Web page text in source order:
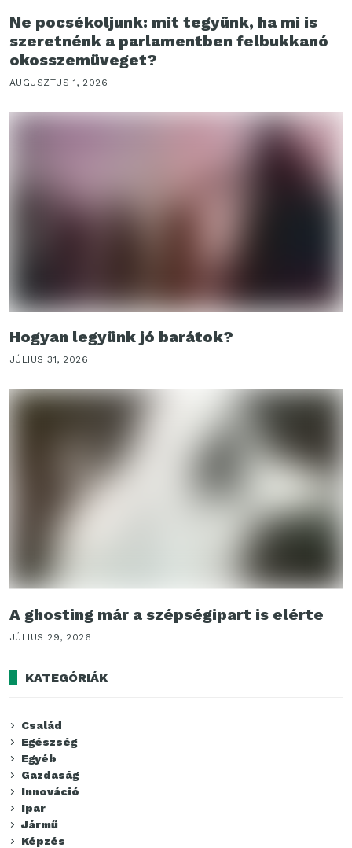
Ne pocsékoljunk: mit tegyünk, ha mi is
szeretnénk a parlamentben felbukkanó
okosszemüveget?
AUGUSZTUS 1, 2026
Hogyan legyünk jó barátok?
JÚLIUS 31, 2026
A ghosting már a szépségipart is elérte
JÚLIUS 29, 2026
KATEGÓRIÁK
Család
Egészség
Egyéb
Gazdaság
Innováció
Ipar
Jármű
Képzés